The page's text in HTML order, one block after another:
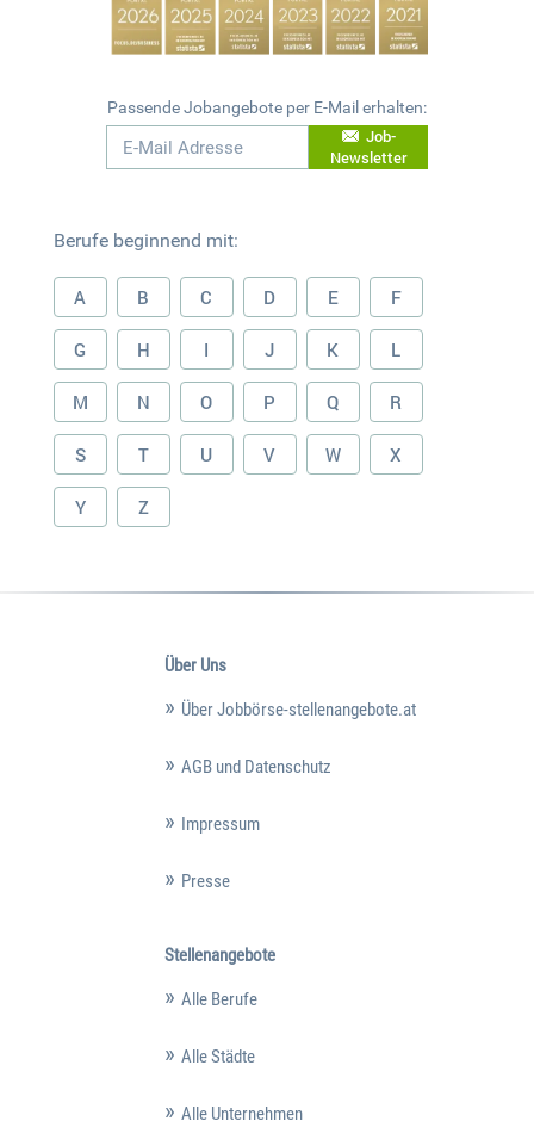
Passende Jobangebote per E-Mail erhalten:
Job-
Newsletter
Berufe beginnend mit:
A B C D E F
G H I J K L
M N O P Q R
S T U V W X
Y Z
Über Uns
Über Jobbörse-stellenangebote.at
AGB und Datenschutz
Impressum
Presse
Stellenangebote
Alle Berufe
Alle Städte
Alle Unternehmen